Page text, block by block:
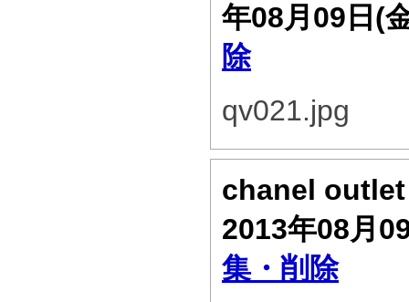
年08月09日(
除
qv021.jpg
chanel
2013年08月
集・削除